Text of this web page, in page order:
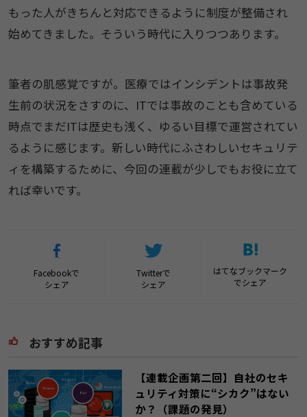
もった人がきちんと対応できるように制度が整備され
始めてきました。そういう時代に入りつつあります。
筆者の肌感覚ですが。医療ではインシデントは事故発
生前の状況をさすのに、ITでは事故のことも含めている
時点でまだITは歴史も浅く、ゆるい目標で運営されてい
るように感じます。新しい時代にふさわしいセキュリテ
ィを構築するために、今回の連載が少しでもお役に立て
れば幸いです。
Facebookで
シェア
Twitterで
シェア
はてなブックマーク
でシェア
おすすめ記事
【連載企画第二回】自社のセキ
ュリティ対策に“シカク”はない
か？（課題の発見）